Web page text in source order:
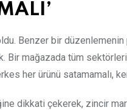
Benzer bir
Bir mağazada tüm
her ürünü satamamalı,
dikkati çekerek, zincir